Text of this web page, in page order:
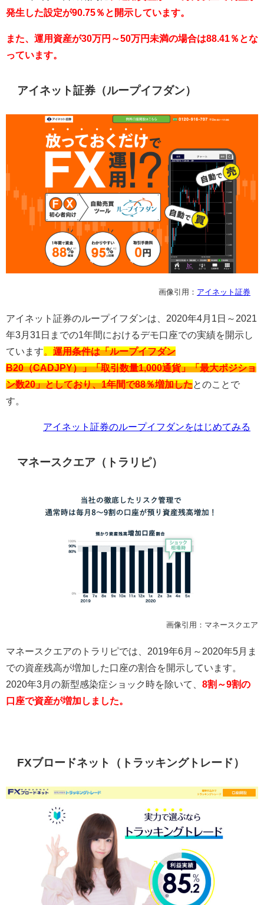
発生した設定が90.75％と開示しています。
また、運用資産が30万円～50万円未満の場合は88.41％とな
っています。
アイネット証券（ループイフダン）
画像引用： アイネット証券
アイネット証券のループイフダンは、 2020年4 月 1 日～ 2021
年3 月31 日までの1年間におけるデモ口座での実績を開示し
ています
運用条件は「ループイフダン
B20（CADJPY）」「取引数量1,000通貨」「最大ポジショ
ン数20」としており、1年間で88％増加したとのことで
す。
アイネット証券のループイフダンをはじめてみる
マネースクエア（トラリピ）
画像引用：マネースクエア
マネースクエアのトラリピでは、 2019年6 月～ 2020年5 月ま
での資産残高が増加した口座の割合を開示しています。
2020年3 月の新型感染症ショック時を除いて、 8割～9割の
口座で資産が増加しました。
FXブロードネット（トラッキングトレード）